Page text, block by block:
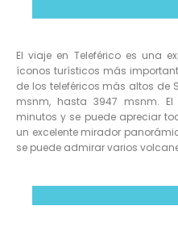
El viaje en Teleférico es una
íconos turísticos más
de los teleféricos más altos de
msnm, hasta 3947 msnm.
minutos y se puede apreciar
un excelente mirador
se puede admirar varios